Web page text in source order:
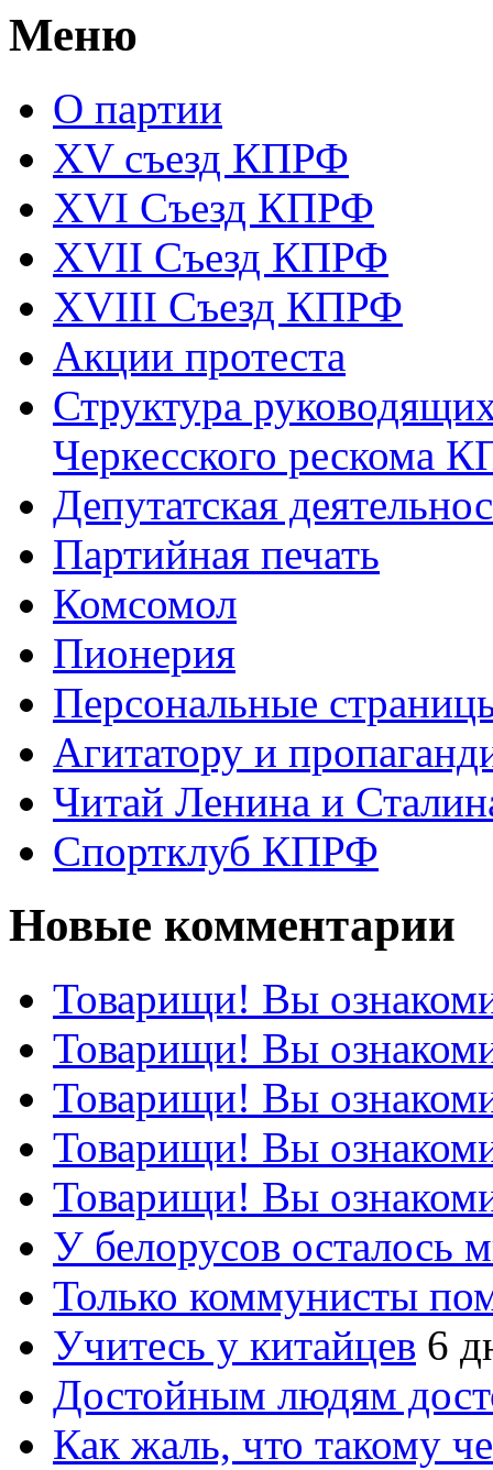
Меню
О партии
XV съезд КПРФ
XVI Съезд КПРФ
XVII Cъезд КПРФ
XVIII Cъезд КПРФ
Акции протеста
Структура
Черкесского рескома
Депутатская
Партийная печать
Комсомол
Пионерия
Персональные
Агитатору и
Читай Ленина и
Спортклуб КПРФ
Новые комментарии
Товарищи! Вы
Товарищи! Вы
Товарищи! Вы
Товарищи! Вы
Товарищи! Вы
У белорусов осталось
Только коммунисты
Учитесь у китайцев 6
Достойным людям
Как жаль, что такому